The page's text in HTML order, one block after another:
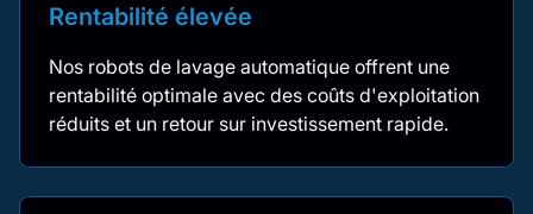
Rentabilité élevée
Nos robots de lavage automatique offrent une
rentabilité optimale avec des coûts d'exploitation
réduits et un retour sur investissement rapide.